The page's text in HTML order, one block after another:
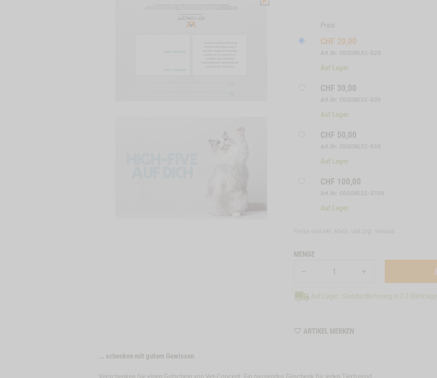
Preis
CHF 20,00
Auf Lager
CHF 30,00
Auf Lager
CHF 50,00
Auf Lager
CHF 100,00
Auf Lager
MENGE
Auf Lager: Standardlieferung in 2-3
ARTIKEL MERKEN
... schenken mit gutem Gewissen